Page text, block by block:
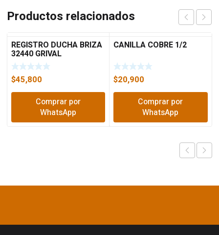
Productos relacionados
REGISTRO DUCHA BRIZA
32440 GRIVAL
$45,800
Comprar por
WhatsApp
CANILLA COBRE 1/2
$20,900
Comprar por
WhatsApp